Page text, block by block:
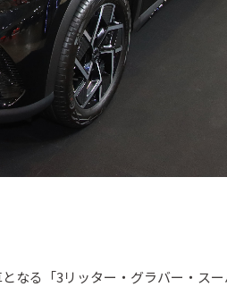
なる「3リッター・グラバー・ス